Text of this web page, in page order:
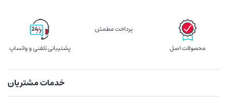
پشتیبانی تلفنی و واتساپ
پرداخت مطمئن
محصولات اصل
خدمات مشتریان